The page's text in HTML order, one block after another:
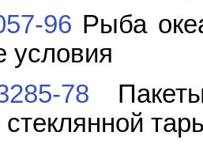
96 Рыба
условия
78
стеклянной